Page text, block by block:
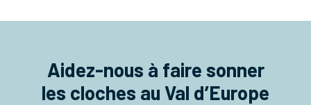
Aidez-nous à faire sonner
les cloches au Val d’Europe